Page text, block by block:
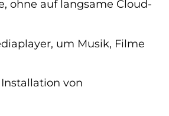
ohne auf langsame Cloud-
um Musik, Filme
von